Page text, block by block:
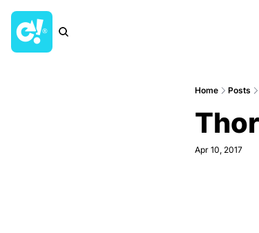
Home Posts
Apr 10, 2017